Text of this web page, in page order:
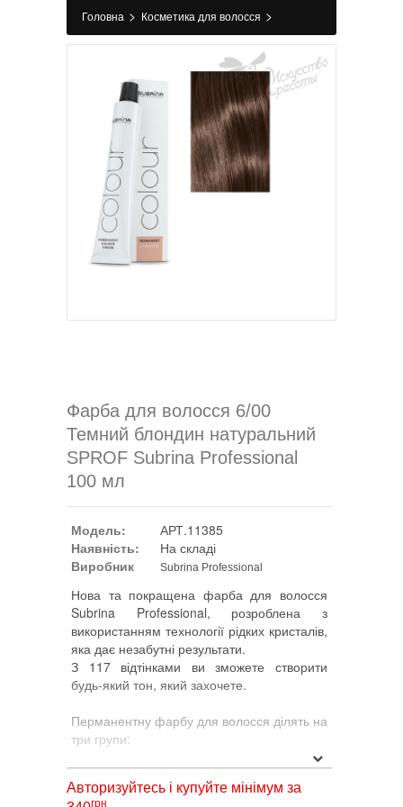
Головна > Косметика для волосся >
Фарбування>Фарба для волосся>Фарба
для волосся 6/00 Темний блондин натуральний
SPROF Subrina Professional 100 мл
Фарба для волосся 6/00
Темний блондин натуральний
SPROF Subrina Professional
100 мл
Модель:
АРТ.11385
Наявність:
На складі
Виробник
Subrina Professional
Нова та покращена фарба для волосся
Subrina Professional, розроблена з
використанням технології рідких кристалів,
яка дає незабутні результати.
З 117 відтінками ви зможете створити
будь-який тон, який захочете.
Перманентну фарбу для волосся ділять на
три групи:
1. ESSENTIAL включає всі поєднання
натуральних, золотих і коричневих
Авторизуйтесь і купуйте мінімум за
грн